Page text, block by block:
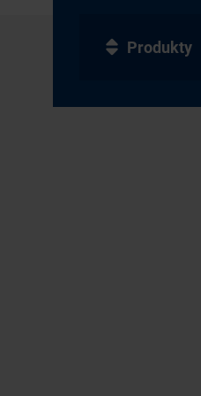
Produkty